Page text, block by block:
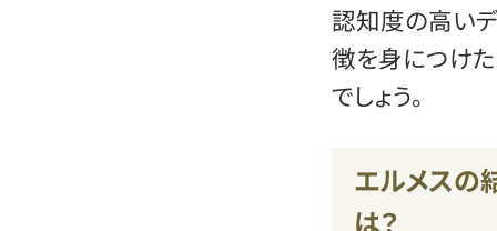
認知度の高い
徴を身につけ
でしょう。
エルメスの
は？